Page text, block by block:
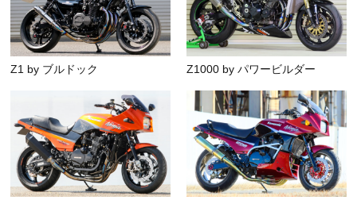
Z1 by ブルドック Z1000 by パワービルダー